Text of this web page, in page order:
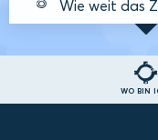
WO BIN
Wie weit das